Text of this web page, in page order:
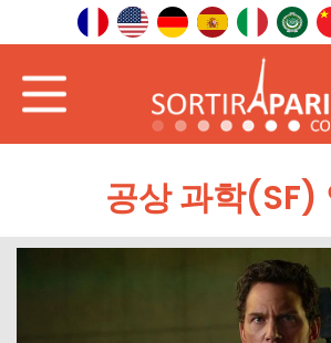
공상 과학(SF)